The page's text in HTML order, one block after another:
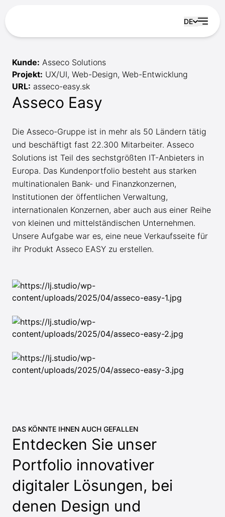
DE
Kunde: Asseco Solutions
Projekt: UX/UI, Web-Design, Web-Entwicklung
URL: asseco-easy.sk
Asseco Easy
Die Asseco-Gruppe ist in mehr als 50 Ländern tätig
und beschäftigt fast 22.300 Mitarbeiter. Asseco
Solutions ist Teil des sechstgrößten IT-Anbieters in
Europa. Das Kundenportfolio besteht aus starken
multinationalen Bank- und Finanzkonzernen,
Institutionen der öffentlichen Verwaltung,
internationalen Konzernen, aber auch aus einer Reihe
von kleinen und mittelständischen Unternehmen.
Unsere Aufgabe war es, eine neue Verkaufsseite für
ihr Produkt Asseco EASY zu erstellen.
DAS KÖNNTE IHNEN AUCH GEFALLEN
Entdecken Sie unser
Portfolio innovativer
digitaler Lösungen, bei
denen Design und